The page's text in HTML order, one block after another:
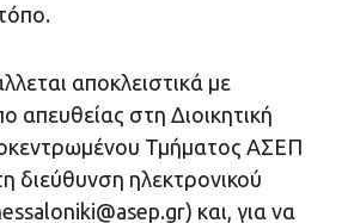
αποκλειστικά με
απευθείας στη Διοικητική
Τμήματος ΑΣΕΠ
διεύθυνση ηλεκτρονικού
) και, για να